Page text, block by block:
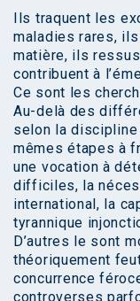
Ils traquent les
maladies rares,
matière, ils
contribuent à
Ce sont les
Au-delà des
selon la
mêmes étapes à
une vocation à
difficiles, la
international, la
tyrannique
D’autres le sont
théoriquement
concurrence
controverses